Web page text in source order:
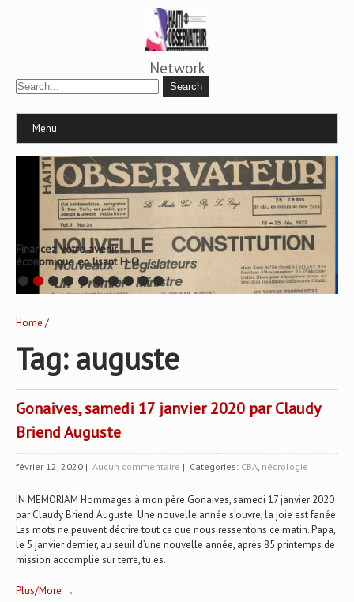
Network
Menu
Financez votre avenir
économique en lisant H-O
Home /
Tag: auguste
Gonaives, samedi 17 janvier 2020 par Claudy
Briend Auguste
février 12, 2020 | Aucun commentaire | Categories: CBA, nécrologie
IN MEMORIAM Hommages à mon père Gonaives, samedi 17 janvier 2020
par Claudy Briend Auguste Une nouvelle année s’ouvre, la joie est fanée
Les mots ne peuvent décrire tout ce que nous ressentons ce matin. Papa,
le 5 janvier dernier, au seuil d’une nouvelle année, après 85 printemps de
mission accomplie sur terre, tu es...
Plus/More →